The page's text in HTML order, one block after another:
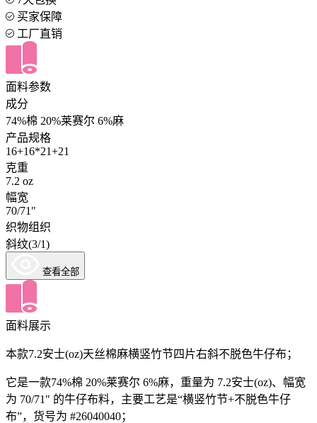
买家保障
工厂直销
面料参数
成分
74%棉 20%莱赛尔 6%麻
产品规格
16+16*21+21
克重
7.2 oz
幅宽
70/71"
织物组织
斜纹(3/1)
查看全部
面料展示
本款7.2安士(oz)天丝棉麻横竖竹节四片右斜不脱色牛仔布；
它是一款74%棉 20%莱赛尔 6%麻，重量为 7.2安士(oz)、幅宽
为 70/71" 的牛仔布料，主要工艺是“横竖竹节+不脱色牛仔
布”，货号为 #26040040；